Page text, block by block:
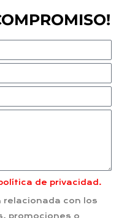
de privacidad.
relacionada con los
promociones o